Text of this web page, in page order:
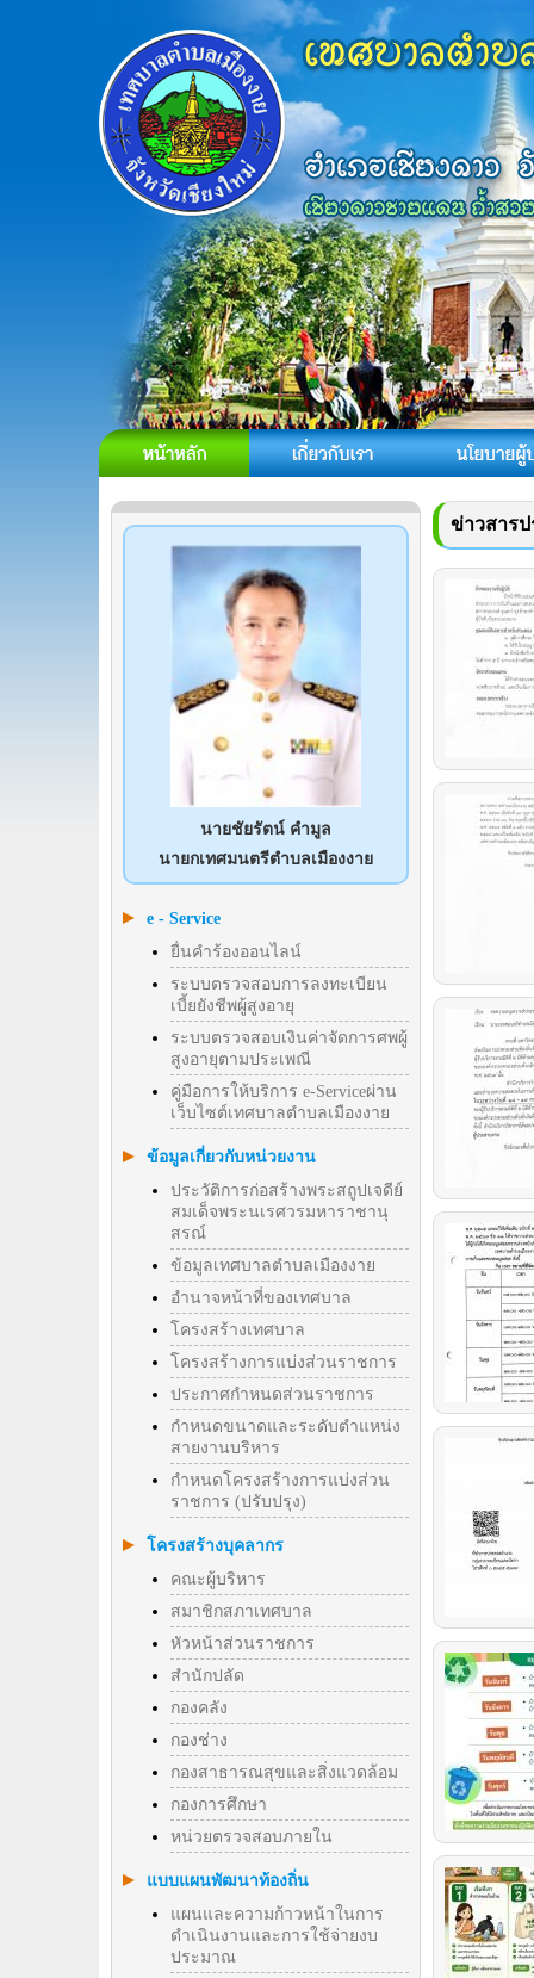
นายชัยรัตน์ คำมูล
นายกเทศมนตรีตำบลเมืองงาย
e - Service
ยื่นคำร้องออนไลน์
ระบบตรวจสอบการลงทะเบียน
เบี้ยยังชีพผู้สูงอายุ
ระบบตรวจสอบเงินค่าจัดการศพผู้
สูงอายุตามประเพณี
คู่มือการให้บริการ e-Serviceผ่าน
เว็บไซต์เทศบาลตำบลเมืองงาย
ข้อมูลเกี่ยวกับหน่วยงาน
ประวัติการก่อสร้างพระสถูปเจดีย์
สมเด็จพระนเรศวรมหาราชานุ
สรณ์
ข้อมูลเทศบาลตำบลเมืองงาย
อำนาจหน้าที่ของเทศบาล
โครงสร้างเทศบาล
โครงสร้างการแบ่งส่วนราชการ
ประกาศกำหนดส่วนราชการ
กำหนดขนาดและระดับตำแหน่ง
สายงานบริหาร
กำหนดโครงสร้างการแบ่งส่วน
ราชการ (ปรับปรุง)
โครงสร้างบุคลากร
คณะผู้บริหาร
สมาชิกสภาเทศบาล
หัวหน้าส่วนราชการ
สำนักปลัด
กองคลัง
กองช่าง
กองสาธารณสุขและสิ่งแวดล้อม
กองการศึกษา
หน่วยตรวจสอบภายใน
แบบแผนพัฒนาท้องถิ่น
แผนและความก้าวหน้าในการ
ดำเนินงานและการใช้จ่ายงบ
ประมาณ
ข่าวสาร